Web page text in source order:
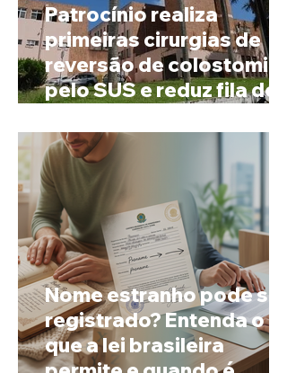
Patrocínio realiza
primeiras cirurgias de
reversão de colostomia
pelo SUS e reduz fila de
Nome estranho pode ser
registrado? Entenda o
que a lei brasileira